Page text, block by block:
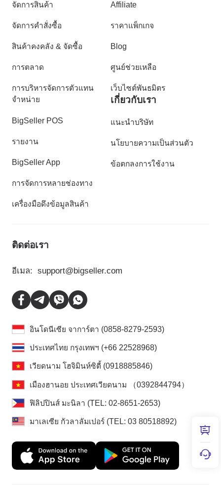
จัดการสินค้า
จัดการคำสั่งซื้อ
สินค้าคงคลัง & จัดซื้อ
การตลาด
การบริหารจัดการตัวแทน
จำหน่าย
BigSeller POS
รายงาน
BigSeller App
การจัดการหลายช่องทาง
เครื่องมือดึงข้อมูลสินค้า
Affiliate
ราคาแพ็กเกจ
Blog
ศูนย์ช่วยเหลือ
เว็บไซต์พันธมิตร
เกี่ยวกับเรา
แนะนำบริษัท
นโยบายความเป็นส่วนตัว
ข้อตกลงการใช้งาน
ติดต่อเรา
อีเมล: support@bigseller.com
อินโดนีเซีย จาการ์ตา (0858-8279-2593)
ประเทศไทย กรุงเทพฯ (+66 22528968)
เวียดนาม โฮจิมินห์ซิตี้ (0918885846)
เมืองฮานอย ประเทศเวียดนาม （0392844794）
ฟิลิปปินส์ มะนิลา (TEL: 02-8651-2653)
มาเลเซีย กัวลาลัมเปอร์ (TEL: 03 80518892)